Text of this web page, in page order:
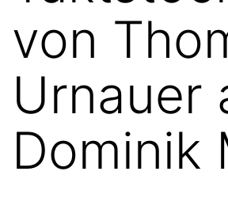
von
Urnauer
Dominik